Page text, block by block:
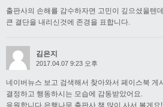
출판사의 손해를 감수하자면 고민이 깊으셨을텐데
큰 결단을 내리신것에 존경을 표합니다.
김은지
2017.04.07 9:23 오후
네이버뉴스 보고 검색해서 찾아와서 페이스북 게
결정하고 행동하시는 모습에 감동받았어요.